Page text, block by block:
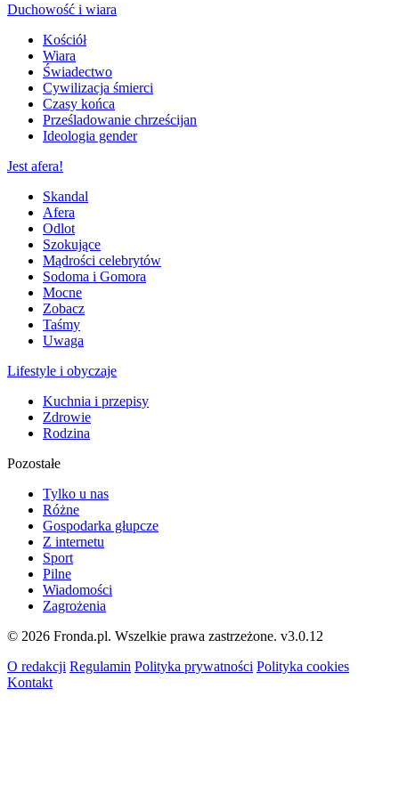
Duchowość i wiara
Kościół
Wiara
Świadectwo
Cywilizacja śmierci
Czasy końca
Prześladowanie chrześcijan
Ideologia gender
Jest afera!
Skandal
Afera
Odlot
Szokujące
Mądrości celebrytów
Sodoma i Gomora
Mocne
Zobacz
Taśmy
Uwaga
Lifestyle i obyczaje
Kuchnia i przepisy
Zdrowie
Rodzina
Pozostałe
Tylko u nas
Różne
Gospodarka głupcze
Z internetu
Sport
Pilne
Wiadomości
Zagrożenia
© 2026 Fronda.pl. Wszelkie prawa zastrzeżone. v3.0.12
O redakcji Regulamin Polityka prywatności Polityka cookies
Kontakt